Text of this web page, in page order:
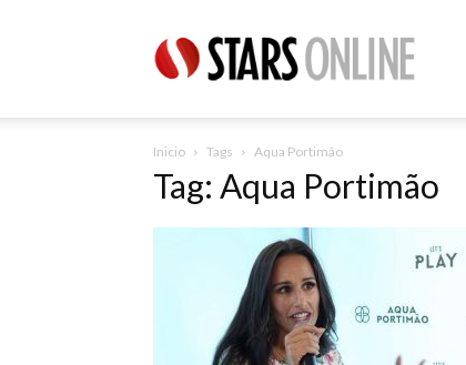
Online
Inicio Tags Aqua Portimão
Tag: Aqua Portimão